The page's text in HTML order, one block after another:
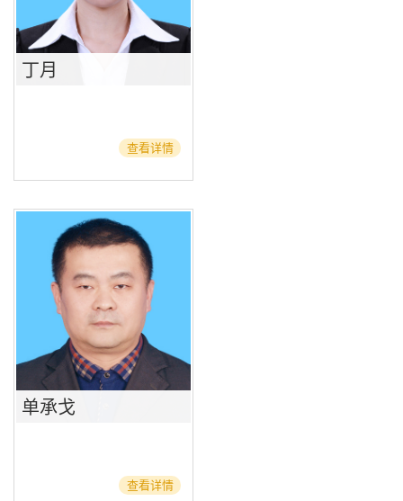
丁月
查看详情
单承戈
查看详情